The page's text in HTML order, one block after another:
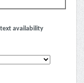
availability